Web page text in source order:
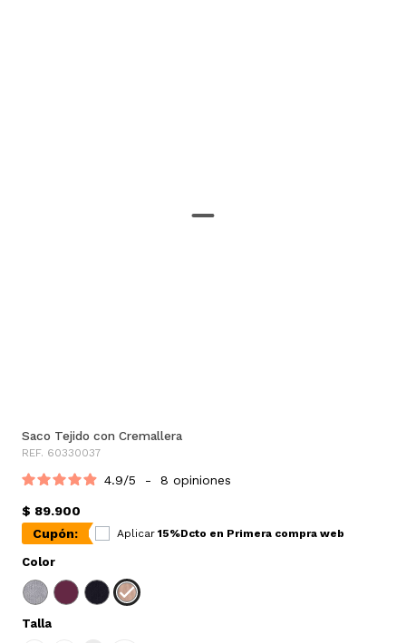
Saco Tejido con Cremallera
REF. 60330037
4.9/5 - 8 opiniones
$ 89.900
Cupón:
Aplicar 15%Dcto en Primera compra web
Color
Talla